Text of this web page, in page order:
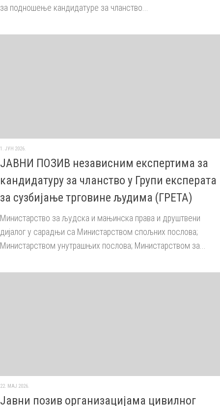
за подношење кандидатуре за чланство...
1. ЈУН 2026.
ЈАВНИ ПОЗИВ независним експертима за
кандидатуру за чланство у Групи експерата
за сузбијање трговине људима (ГРЕТА)
Министарство за људска и мањинска права и друштвени
дијалог у сарадњи са Министарством спољних послова;
Министарством унутрашњих послова; Министарством за...
22. МАЈ 2026.
Јавни позив организацијама цивилног